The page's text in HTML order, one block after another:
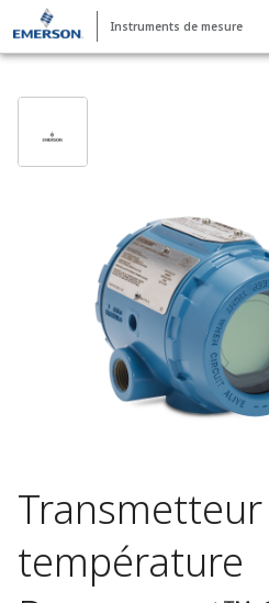
Instruments de mesure
température